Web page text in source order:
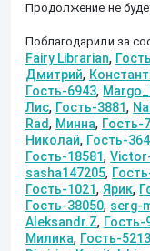
Продолжение не
Поблагодарили за
Fairy Librarian,
Дмитрий,
Гость-6943,
Лис, Гость-3881,
Rad, Минна, Гость-
Николай, Гость-
Гость-18581,
sasha147205,
Гость-1021,Ярик,
Гость-38050, serg-
Aleksandr.Z, Гость-
Милика, Гость-